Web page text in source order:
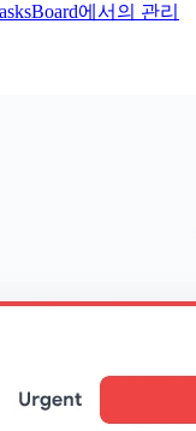
에서의 관리